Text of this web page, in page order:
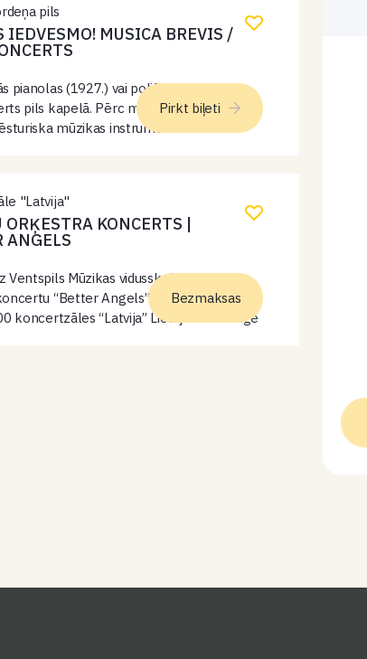
pils
IEDVESMO! MUSICA BREVIS /
pianolas (1927.) vai polifona (19. gs.)
pils kapelā. Pērc muzeja biļeti un
mūzikas instrumenta
Pirkt biļeti
"Latvija"
ORĶESTRA KONCERTS |
ANGELS
Ventspils Mūzikas vidusskolas Pūtēju
“Better Angels” šī gada 6.jūnijā
koncertzāles “Latvija” Lielajā zālē. Diriģē
Bezmaksas